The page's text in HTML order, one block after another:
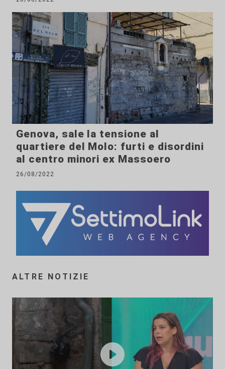
Genova, sale la tensione al
quartiere del Molo: furti e disordini
al centro minori ex Massoero
26/08/2022
ALTRE NOTIZIE